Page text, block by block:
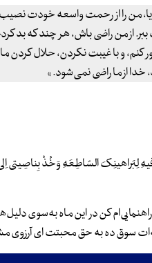
من را از رحمت واسعه خودت نصیب
من راضی باش، هر چند که بد
کنم، و با غیبت نکردن، حلال کردن
خدا از ما راضی نمی‌شود. »
لِبَراهینِکَ السّاطِعَهِ وَخُذْ بِناصِیتی
کن در این ماه به‌سوی
سوق ده به حق محبتت ‌ای آرزوی